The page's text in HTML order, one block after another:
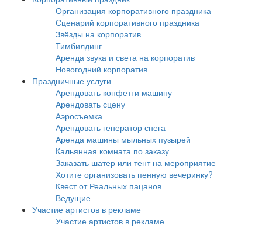
Организация корпоративного праздника
Сценарий корпоративного праздника
Звёзды на корпоратив
Тимбилдинг
Аренда звука и света на корпоратив
Новогодний корпоратив
Праздничные услуги
Арендовать конфетти машину
Арендовать сцену
Аэросъемка
Арендовать генератор снега
Аренда машины мыльных пузырей
Кальянная комната по заказу
Заказать шатер или тент на мероприятие
Хотите организовать пенную вечеринку?
Квест от Реальных пацанов
Ведущие
Участие артистов в рекламе
Участие артистов в рекламе